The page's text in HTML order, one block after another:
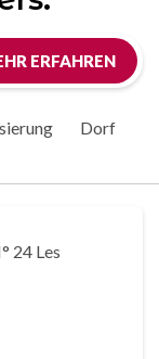
ERFAHREN
Dorf
24 Les